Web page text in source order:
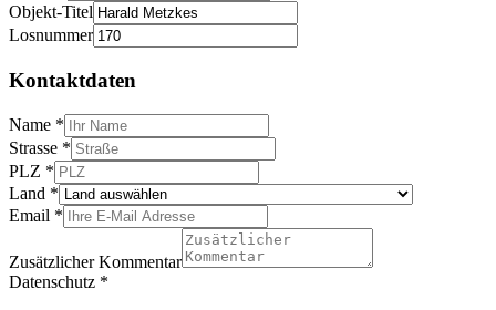
Objekt-Titel
Losnummer
Kontaktdaten
Name *
Strasse *
PLZ *
Land *
Email *
Zusätzlicher Kommentar
Datenschutz *